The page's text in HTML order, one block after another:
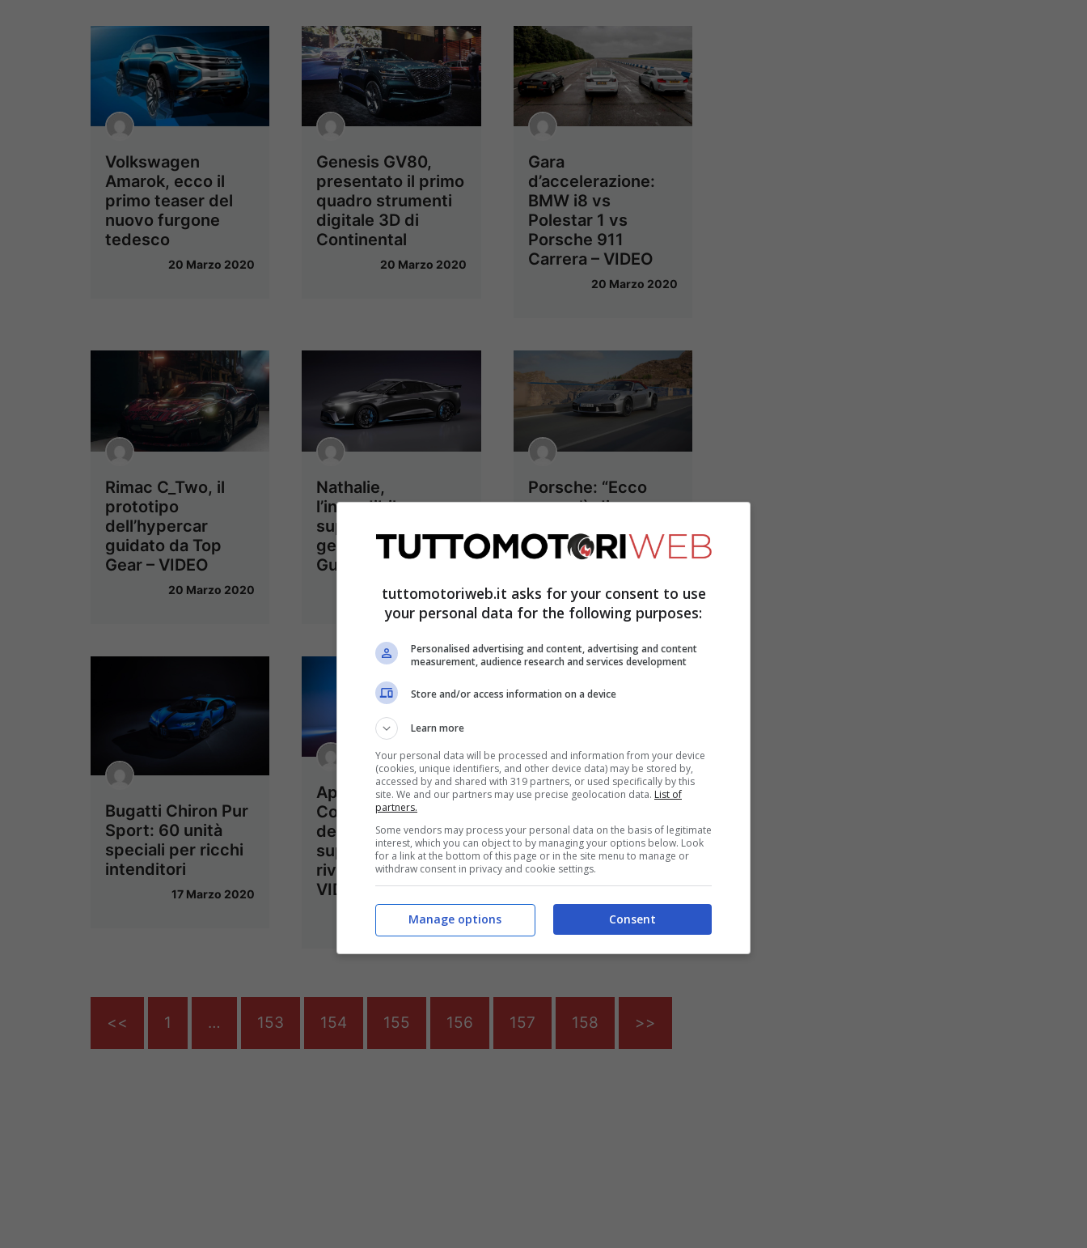
Volkswagen
Amarok, ecco il
primo teaser del
nuovo furgone
tedesco
20 Marzo 2020
Genesis GV80,
presentato il primo
quadro strumenti
digitale 3D di
Continental
20 Marzo 2020
Gara
d’accelerazione:
BMW i8 vs
Polestar 1 vs
Porsche 911
Carrera – VIDEO
20 Marzo 2020
Rimac C_Two, il
prototipo
dell’hypercar
guidato da Top
Gear – VIDEO
20 Marzo 2020
Nathalie,
l’incredibile
supercar nata dal
genio di Roland
Gumpert
19 Marzo 2020
Porsche: “Ecco
cosa c’è di
nuova Carrera 911
Turbo S” – VIDEO
19 Marzo 2020
Bugatti Chiron Pur
Sport: 60 unità
speciali per ricchi
intenditori
17 Marzo 2020
Apex AP-0
Concept, il
debutto della
supercar elettrica
rivoluzionaria –
VIDEO
17 Marzo 2020
Coronavirus,
pronta a chiudere.
I numeri del
successo 2019
<< 1 … 153 154 155 156 157 158 >>
tuttomotoriweb.it asks for your consent to use
your personal data for the following purposes:
Personalised advertising and content, advertising and content
measurement, audience research and services development
Store and/or access information on a device
Learn more
Your personal data will be processed and information from your device
(cookies, unique identifiers, and other device data) may be stored by,
accessed by and shared with 319 partners, or used specifically by this
site. We and our partners may use precise geolocation data. List of
partners.
Some vendors may process your personal data on the basis of legitimate
interest, which you can object to by managing your options below. Look
for a link at the bottom of this page or in the site menu to manage or
withdraw consent in privacy and cookie settings.
Consent
Manage options